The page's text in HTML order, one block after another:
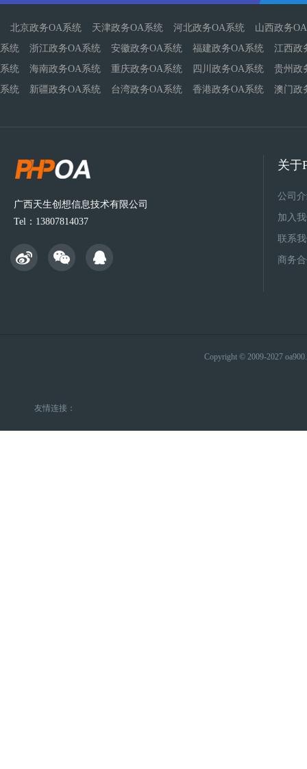
北京政务OA系统 天津政务OA系统 河北政务OA系统
山西政务
系统
浙江政务OA系统 安徽政务OA系统 福建政务OA系统
江西政
系统
海南政务OA系统 重庆政务OA系统 四川政务OA系统
贵州政
系统
新疆政务OA系统 台湾政务OA系统 香港政务OA系统 澳门政
广西天生创想信息技术有限公司
Tel：13807814037
关于
公司
加入
联系
商务
Copyright © 2009-2027
友情连接：